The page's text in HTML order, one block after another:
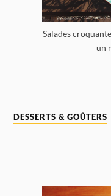
Salades
un
DESSERTS & GOÛTERS